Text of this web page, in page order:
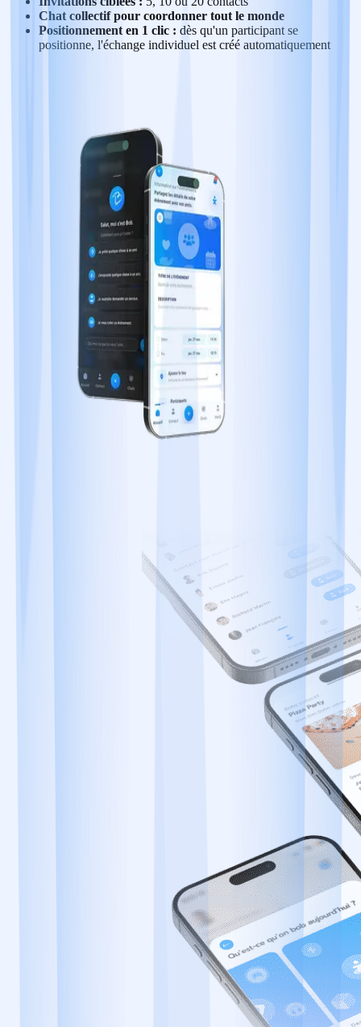
Chat collectif pour coordonner tout le monde
Positionnement en 1 clic : dès qu'un participant se
positionne, l'échange individuel est créé automatiquement